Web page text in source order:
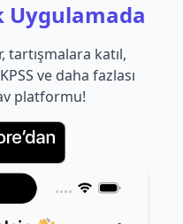
Uygulamada
katıl,
ve daha fazlası
platformu!